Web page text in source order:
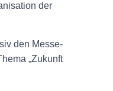
der
den Messe-
„Zukunft